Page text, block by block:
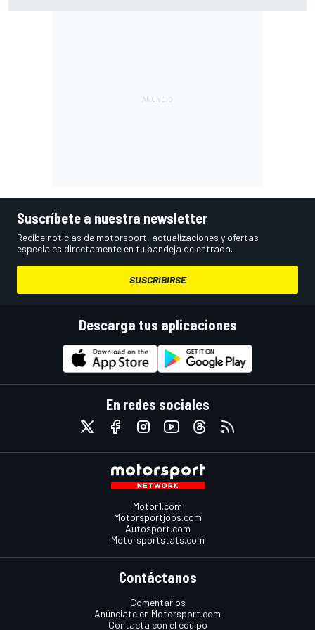
Suscríbete a nuestra newsletter
Recibe noticias de motorsport, actualizaciones y ofertas
especiales directamente en tu bandeja de entrada.
SUSCRIBIRSE
Descarga tus aplicaciones
En redes sociales
Motor1.com
Motorsportjobs.com
Autosport.com
Motorsportstats.com
Contáctanos
Comentarios
Anúnciate en Motorsport.com
Contacta con el equipo